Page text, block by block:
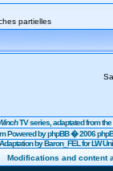
partielles
TV series, adaptated from
Powered byphpBB� 2006
Adaptation by Baron_FEL for LW
Modifications and content